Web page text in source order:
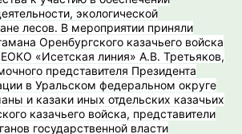
экологической
лесов. В мероприятии приняли
Оренбургского казачьего войска
«Исетская линия» А.В. Третьяков,
представителя Президента
в Уральском федеральном округе
и казаки иных отдельских казачьих
казачьего войска, представители
государственной власти